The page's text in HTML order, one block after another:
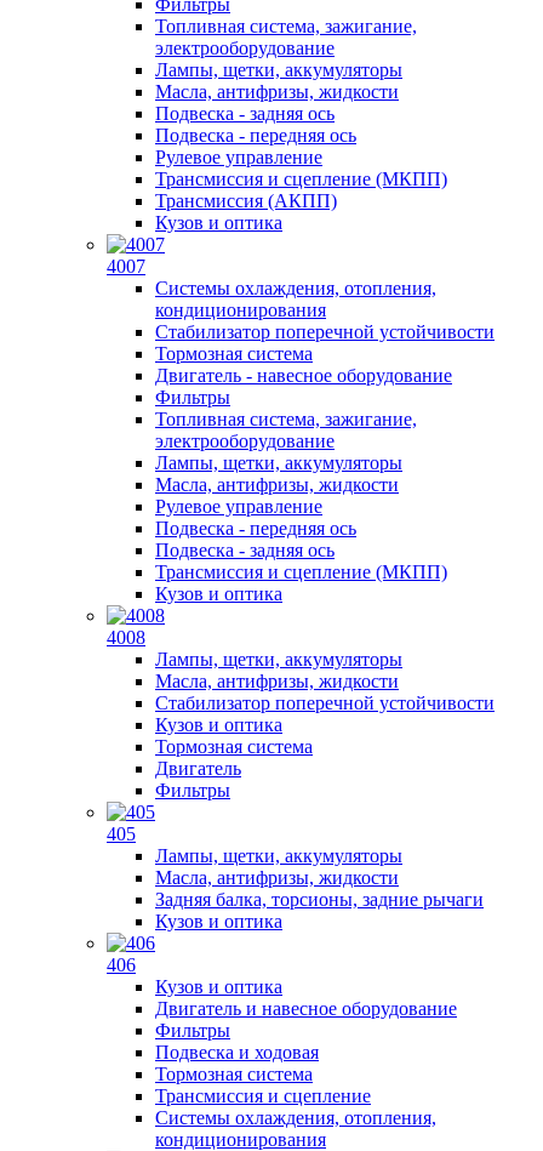
Топливная система, зажигание,
электрооборудование
Лампы, щетки, аккумуляторы
Масла, антифризы, жидкости
Подвеска - задняя ось
Подвеска - передняя ось
Рулевое управление
Трансмиссия и сцепление (МКПП)
Трансмиссия (АКПП)
Кузов и оптика
4007
Системы охлаждения, отопления,
кондиционирования
Стабилизатор поперечной устойчивости
Тормозная система
Двигатель - навесное оборудование
Фильтры
Топливная система, зажигание,
электрооборудование
Лампы, щетки, аккумуляторы
Масла, антифризы, жидкости
Рулевое управление
Подвеска - передняя ось
Подвеска - задняя ось
Трансмиссия и сцепление (МКПП)
Кузов и оптика
4008
Лампы, щетки, аккумуляторы
Масла, антифризы, жидкости
Стабилизатор поперечной устойчивости
Кузов и оптика
Тормозная система
Двигатель
Фильтры
405
Лампы, щетки, аккумуляторы
Масла, антифризы, жидкости
Задняя балка, торсионы, задние рычаги
Кузов и оптика
406
Кузов и оптика
Двигатель и навесное оборудование
Фильтры
Подвеска и ходовая
Тормозная система
Трансмиссия и сцепление
Системы охлаждения, отопления,
кондиционирования